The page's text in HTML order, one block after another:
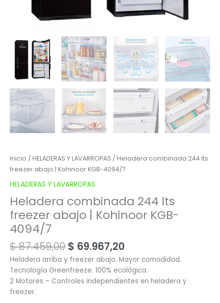
Inicio / HELADERAS Y LAVARROPAS / Heladera combinada 244 lts
freezer abajo | Kohinoor KGB-4094/7
HELADERAS Y LAVARROPAS
Heladera combinada 244 lts
freezer abajo | Kohinoor KGB-
4094/7
$87.459,00 $ 69.967,20
Heladera arriba y freezer abajo. Mayor comodidad.
Tecnología Greenfreeze. 100% ecológica.
2 Motores – Controles independientes en heladera y
freezer.